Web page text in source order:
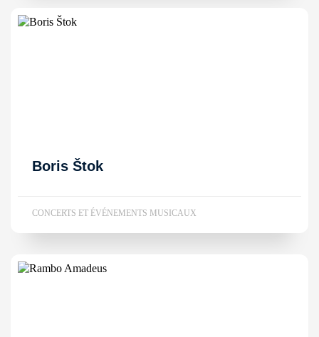
Boris Štok
CONCERTS ET ÉVÉNEMENTS MUSICAUX